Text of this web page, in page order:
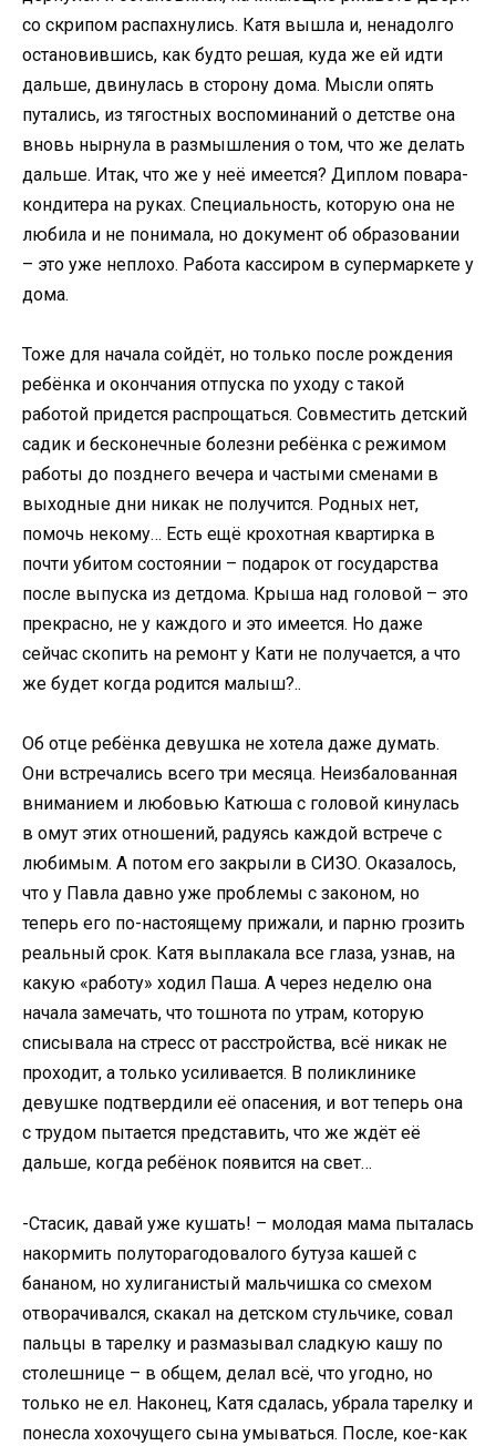
со скрипом распахнулись. Катя вышла и, ненадолго
остановившись, как будто решая, куда же ей идти
дальше, двинулась в сторону дома. Мысли опять
путались, из тягостных воспоминаний о детстве она
вновь нырнула в размышления о том, что же делать
дальше. Итак, что же у неё имеется? Диплом повара-
кондитера на руках. Специальность, которую она не
любила и не понимала, но документ об образовании
– это уже неплохо. Работа кассиром в супермаркете у
дома.
Тоже для начала сойдёт, но только после рождения
ребёнка и окончания отпуска по уходу с такой
работой придется распрощаться. Совместить детский
садик и бесконечные болезни ребёнка с режимом
работы до позднего вечера и частыми сменами в
выходные дни никак не получится. Родных нет,
помочь некому… Есть ещё крохотная квартирка в
почти убитом состоянии – подарок от государства
после выпуска из детдома. Крыша над головой – это
прекрасно, не у каждого и это имеется. Но даже
сейчас скопить на ремонт у Кати не получается, а что
же будет когда родится малыш?..
Об отце ребёнка девушка не хотела даже думать.
Они встречались всего три месяца. Неизбалованная
вниманием и любовью Катюша с головой кинулась
в омут этих отношений, радуясь каждой встрече с
любимым. А потом его закрыли в СИЗО. Оказалось,
что у Павла давно уже проблемы с законом, но
теперь его по-настоящему прижали, и парню грозить
реальный срок. Катя выплакала все глаза, узнав, на
какую «работу» ходил Паша. А через неделю она
начала замечать, что тошнота по утрам, которую
списывала на стресс от расстройства, всё никак не
проходит, а только усиливается. В поликлинике
девушке подтвердили её опасения, и вот теперь она
с трудом пытается представить, что же ждёт её
дальше, когда ребёнок появится на свет…
-Стасик, давай уже кушать! – молодая мама пыталась
накормить полуторагодовалого бутуза кашей с
бананом, но хулиганистый мальчишка со смехом
отворачивался, скакал на детском стульчике, совал
пальцы в тарелку и размазывал сладкую кашу по
столешнице – в общем, делал всё, что угодно, но
только не ел. Наконец, Катя сдалась, убрала тарелку и
понесла хохочущего сына умываться. После, кое-как